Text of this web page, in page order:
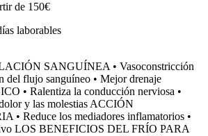
de 150€
laborables
SANGUÍNEA • Vasoconstricción
del flujo sanguíneo • Mejor drenaje
• Ralentiza la conducción nerviosa •
y las molestias ACCIÓN
• Reduce los mediadores inflamatorios •
LOS BENEFICIOS DEL FRÍO PARA